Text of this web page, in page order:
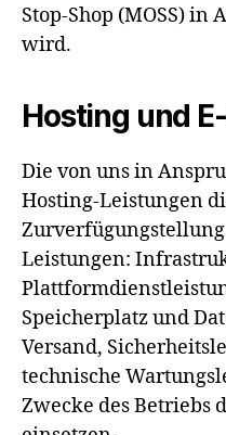
Stop-Shop (MOSS) in
wird.
Hosting und
Die von uns in
Hosting-Leistungen
Leistungen:
Speicherplatz und
Versand,
technische
Zwecke des Betriebs